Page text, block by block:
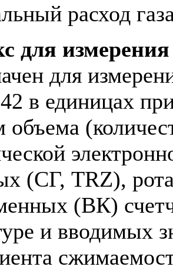
расход
для
для
в единицах
объема
(СГ, TRZ),
(ВК)
и вводимых